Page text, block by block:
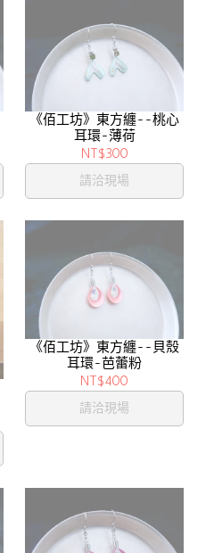
《佰工坊》東方纏--桃心
耳環-薄荷
NT$300
請洽現場
《佰工坊》東方纏--貝殼
耳環-芭蕾粉
NT$400
請洽現場